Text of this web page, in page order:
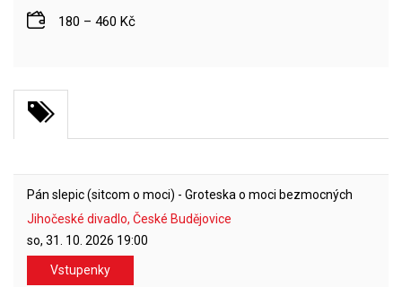
180 – 460 Kč
Pán slepic (sitcom o moci) - Groteska o moci bezmocných
Jihočeské divadlo, České Budějovice
so, 31. 10. 2026 19:00
Vstupenky